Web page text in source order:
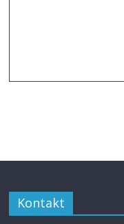
Kontakt